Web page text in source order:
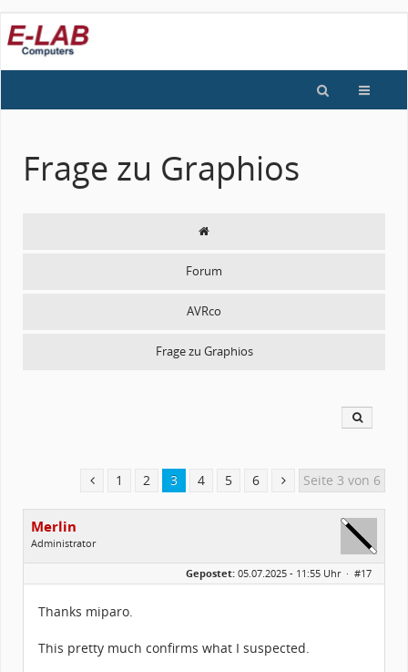
Frage zu Graphios
Forum
AVRco
Frage zu Graphios
1 2 3 4 5 6 Seite 3 von 6
Merlin
Administrator
Geschlecht:
Beiträge:
1502
Gepostet: 05.07.2025 - 11:55 Uhr · #17
Thanks miparo.
This pretty much confirms what I suspected.